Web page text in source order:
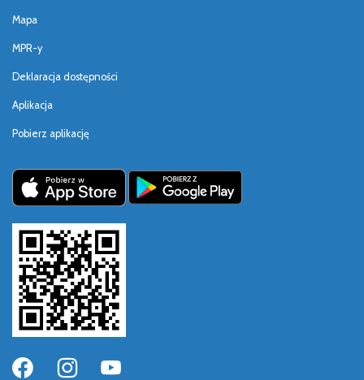
Mapa
MPR-y
Deklaracja dostępności
Aplikacja
Pobierz aplikację